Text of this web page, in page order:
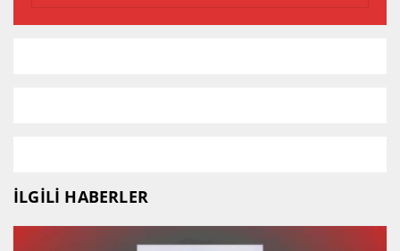
İLGİLİ HABERLER